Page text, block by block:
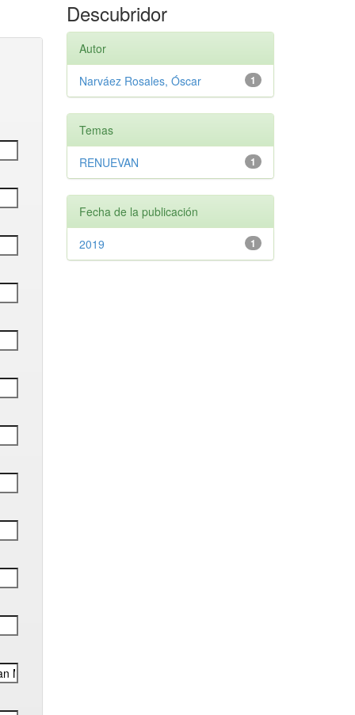
Descubridor
Autor
1
Narváez Rosales, Óscar
Temas
1
RENUEVAN
Fecha de la publicación
1
2019